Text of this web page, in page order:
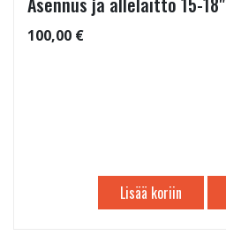
100,00 €
Lisää koriin